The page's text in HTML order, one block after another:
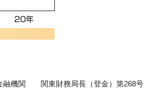
融機関 関東財務局長（登金）第268号